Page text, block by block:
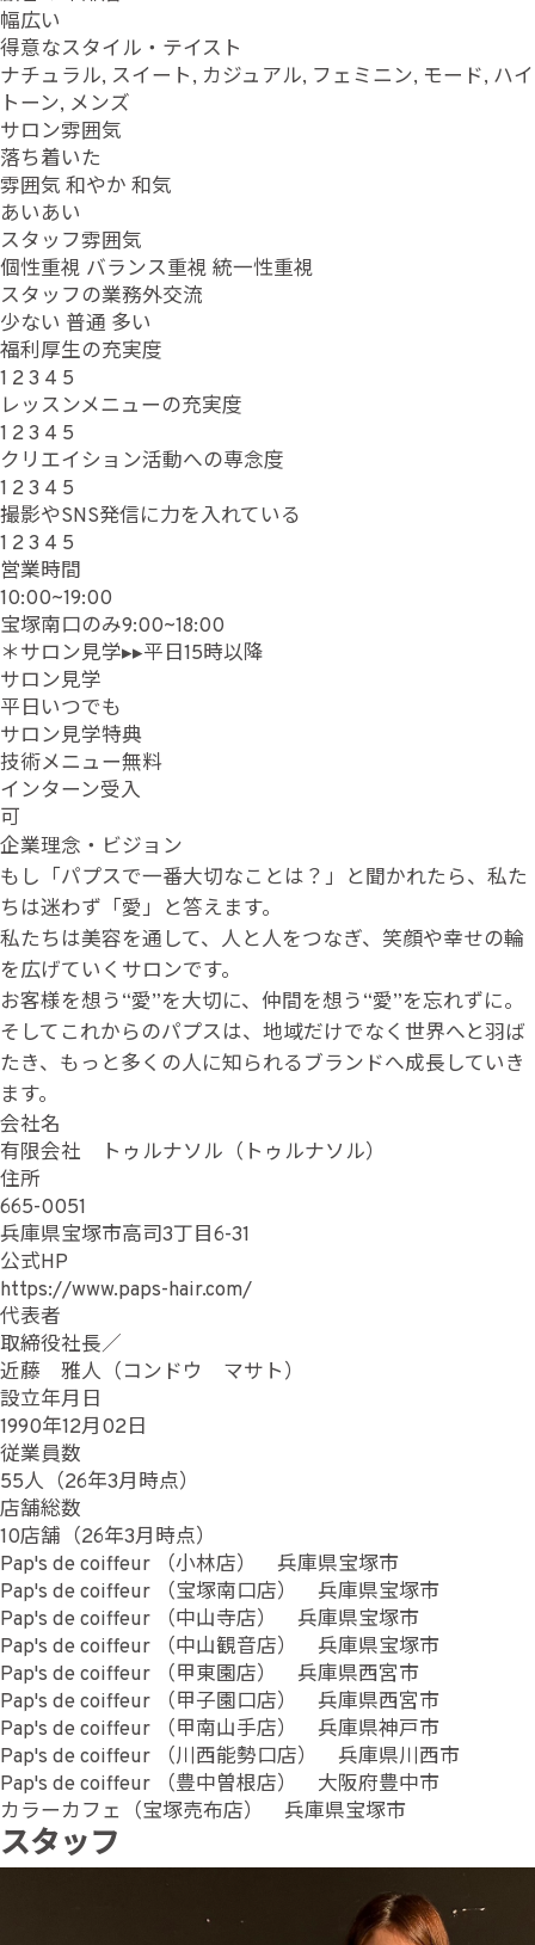
幅広い
得意なスタイル・テイスト
ナチュラル, スイート, カジュアル, フェミニン, モード, ハイ
トーン, メンズ
サロン雰囲気
落ち着いた
雰囲気 和やか 和気
あいあい
スタッフ雰囲気
個性重視 バランス重視 統一性重視
スタッフの業務外交流
少ない 普通 多い
福利厚生の充実度
1 23 4 5
レッスンメニューの充実度
1 23 4 5
クリエイション活動への専念度
1 23 4 5
撮影やSNS発信に力を入れている
1 23 4 5
営業時間
10:00~19:00
宝塚南口のみ9:00~18:00
＊サロン見学▸▸平日15時以降
サロン見学
平日いつでも
サロン見学特典
技術メニュー無料
インターン受入
可
企業理念・ビジョン
もし「パプスで一番大切なことは？」と聞かれたら、私た
ちは迷わず「愛」と答えます。
私たちは美容を通して、人と人をつなぎ、笑顔や幸せの輪
を広げていくサロンです。
お客様を想う“愛”を大切に、仲間を想う“愛”を忘れずに。
そしてこれからのパプスは、地域だけでなく世界へと羽ば
たき、もっと多くの人に知られるブランドへ成長していき
ます。
会社名
有限会社 トゥルナソル（トゥルナソル）
住所
665-0051
兵庫県宝塚市高司3丁目6-31
公式HP
https://www.paps-hair.com/
代表者
取締役社長／
近藤 雅人（コンドウ マサト）
設立年月日
1990年12月02日
従業員数
55人（26年3月時点）
店舗総数
10店舗（26年3月時点）
Pap's de coiffeur （小林店） 兵庫県宝塚市
Pap's de coiffeur （宝塚南口店） 兵庫県宝塚市
Pap's de coiffeur （中山寺店） 兵庫県宝塚市
Pap's de coiffeur （中山観音店） 兵庫県宝塚市
Pap's de coiffeur （甲東園店） 兵庫県西宮市
Pap's de coiffeur （甲子園口店） 兵庫県西宮市
Pap's de coiffeur （甲南山手店） 兵庫県神戸市
Pap's de coiffeur （川西能勢口店） 兵庫県川西市
Pap's de coiffeur （豊中曽根店） 大阪府豊中市
カラーカフェ（宝塚売布店） 兵庫県宝塚市
スタッフ